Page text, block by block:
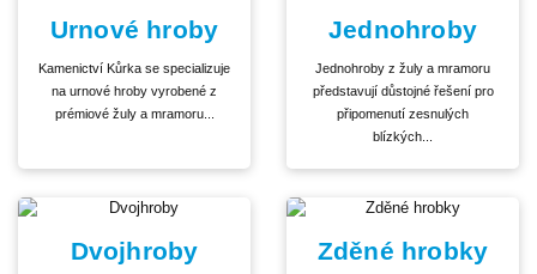
Urnové hroby
Kamenictví Kůrka se specializuje
na urnové hroby vyrobené z
prémiové žuly a mramoru...
Jednohroby
Jednohroby z žuly a mramoru
představují důstojné řešení pro
připomenutí zesnulých
blízkých...
Dvojhroby Zděné hrobky